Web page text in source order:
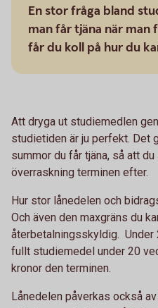
En stor fråga bland
man får tjäna när man
får du koll på hur du
Att dryga ut studiemedlen
studietiden är ju perfekt. Det
summor du får tjäna, så att
överraskning terminen efter.
Hur stor lånedelen och
Och även den maxgräns du
återbetalningsskyldig. Under
fullt studiemedel under 20
kronor den terminen.
Lånedelen påverkas också